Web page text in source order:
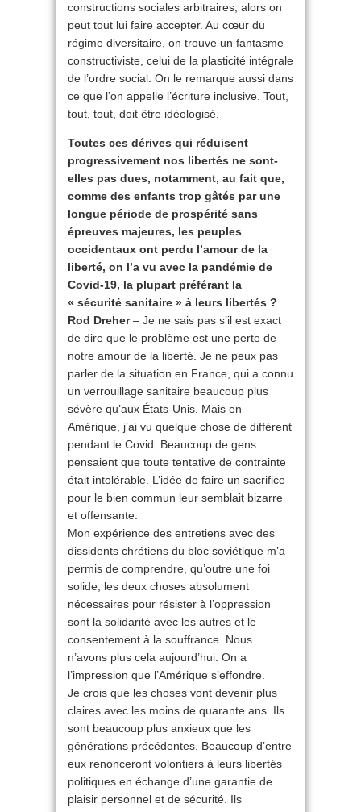
constructions sociales arbitraires, alors on
peut tout lui faire accepter. Au cœur du
régime diversitaire, on trouve un fantasme
constructiviste, celui de la plasticité intégrale
de l’ordre social. On le remarque aussi dans
ce que l’on appelle l’écriture inclusive. Tout,
tout, tout, doit être idéologisé.
Toutes ces dérives qui réduisent
progressivement nos libertés ne sont-
elles pas dues, notamment, au fait que,
comme des enfants trop gâtés par une
longue période de prospérité sans
épreuves majeures, les peuples
occidentaux ont perdu l’amour de la
liberté, on l’a vu avec la pandémie de
Covid-19, la plupart préférant la
« sécurité sanitaire » à leurs libertés ?
Rod Dreher– Je ne sais pas s’il est exact
de dire que le problème est une perte de
notre amour de la liberté. Je ne peux pas
parler de la situation en France, qui a connu
un verrouillage sanitaire beaucoup plus
sévère qu’aux États-Unis. Mais en
Amérique, j’ai vu quelque chose de différent
pendant le Covid. Beaucoup de gens
pensaient que toute tentative de contrainte
était intolérable. L’idée de faire un sacrifice
pour le bien commun leur semblait bizarre
et offensante.
Mon expérience des entretiens avec des
dissidents chrétiens du bloc soviétique m’a
permis de comprendre, qu’outre une foi
solide, les deux choses absolument
nécessaires pour résister à l’oppression
sont la solidarité avec les autres et le
consentement à la souffrance. Nous
n’avons plus cela aujourd’hui. On a
l’impression que l’Amérique s’effondre.
Je crois que les choses vont devenir plus
claires avec les moins de quarante ans. Ils
sont beaucoup plus anxieux que les
générations précédentes. Beaucoup d’entre
eux renonceront volontiers à leurs libertés
politiques en échange d’une garantie de
plaisir personnel et de sécurité. Ils